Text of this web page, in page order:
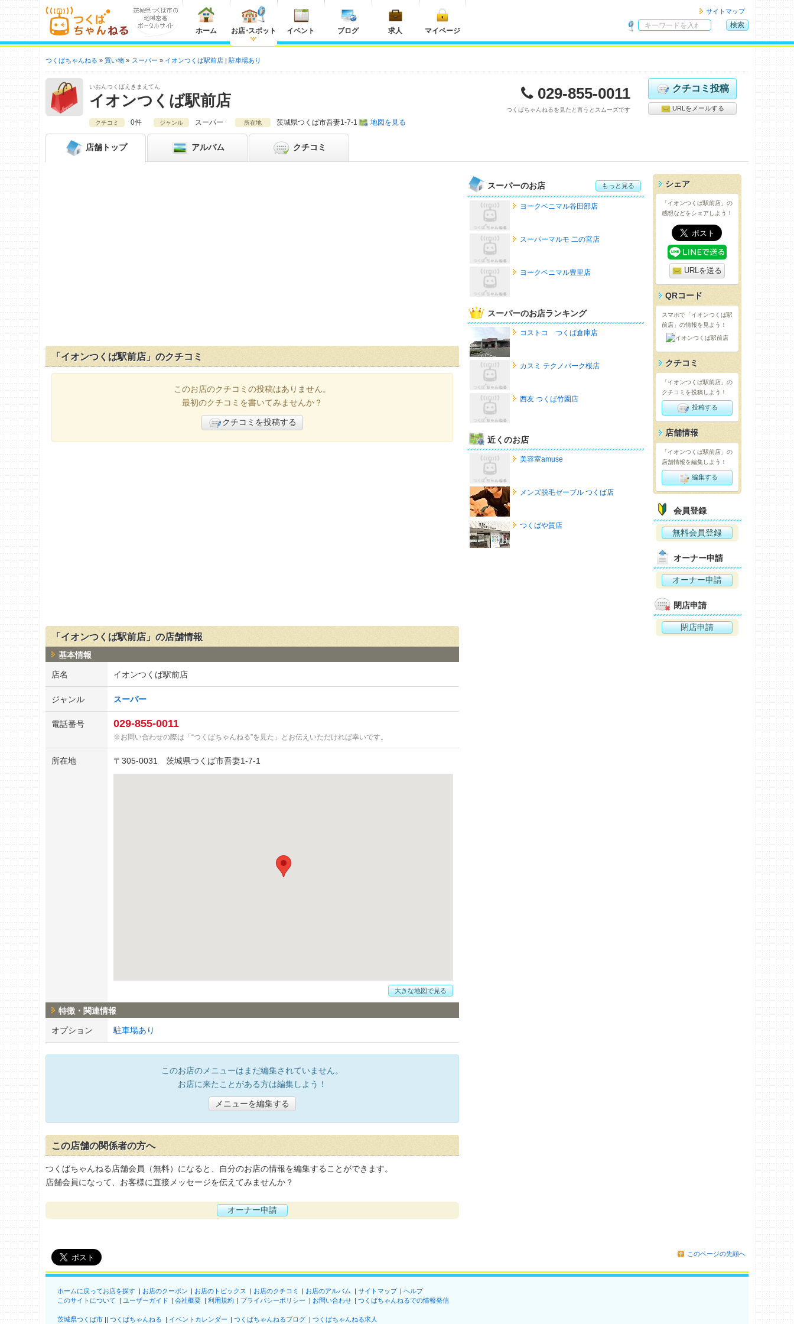
ホーム お店・スポット イベント ブログ 求人 マイページ
サイトマップ
内
索
検索
つくばちゃんねる 買い物 スーパー イオンつくば駅前店 駐車場あり
いおんつくばえきまえてん
イオンつくば駅前店 029-855-0011
つくばちゃんねるを見たと言うとスムーズです
クチコミ投稿
URLをメールする
クチコミ 0件 ジャンル スーパー 所在地 茨城県つくば市吾妻1-7-1 地図を見る
店舗 トップ アルバム クチコミ
「イオンつくば駅前店」のクチコミ
このお店のクチコミの投稿はありません。
最初のクチコミを書いてみませんか？
クチコミを投稿する
「イオンつくば駅前店」の店舗情報
基本情報
店名 イオンつくば駅前店
ジャンル スーパー
電話番号 029-855-0011
お問い合わせの際は「“つくばちゃんねる”を見た」とお伝えいただければ幸いです。
所在地 〒 305-0031 茨城県つくば市吾妻1-7-1
大きな地図で見る
特徴・関連情報
オプション 駐車場あり
このお店のメニューはまだ編集されていません。
お店に来たことがある方は編集しよう！
メニューを編集する
この店舗の関係者の方へ
つくばちゃんねる店舗会員（無料）になると、自分のお店の情報を編集することができます。
店舗会員になって、お客様に直接メッセージを伝えてみませんか？
オーナー申請
スーパーのお店 もっと見る
ヨークベニマル谷田部店
スーパーマルモ 二の宮店
ヨークベニマル豊里店
スーパーのお店ランキング
コストコ つくば倉庫店
カスミ テクノパーク桜店
西友 つくば竹園店
近くのお店
美容室amuse
メンズ脱毛ゼーブル つくば店
つくばや質店
シェア
「イオンつくば駅前店」の
感想などをシェアしよう！
URLを送る
QRコード
スマホで「イオンつくば駅
前店」の情報を見よう！
クチコミ
「イオンつくば駅前店」の
クチコミを投稿しよう！
投稿する
店舗情報
「イオンつくば駅前店」の
店舗情報を編集しよう！
編集する
会員登録
無料会員登録
オーナー申請
オーナー申請
閉店申請
閉店申請
このページの先頭へ
ホームに戻ってお店を探す お店のクーポン お店のトピックス お店のクチコミ お店のアルバム サイトマップ
ヘルプ
このサイトについて
ユーザーガイド 会社概要 利用規約 プライバシーポリシー お問い合わせ つくばちゃんねるでの情報発信
茨城県つくば市 つくばちゃんねる イベントカレンダー つくばちゃんねるブログ つくばちゃんねる求人